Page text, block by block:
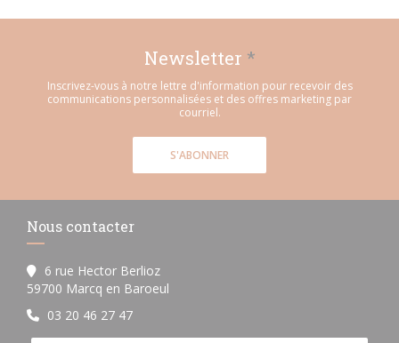
Newsletter *
Inscrivez-vous à notre lettre d'information pour recevoir des
communications personnalisées et des offres marketing par
courriel.
S'ABONNER
Nous contacter
6 rue Hector Berlioz
59700 Marcq en Baroeul
03 20 46 27 47